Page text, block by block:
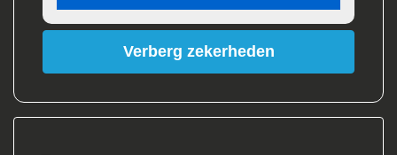
Verberg zekerheden